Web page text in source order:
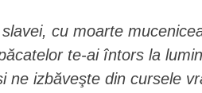
cu moarte
te-ai întors la
izbăveşte din cursele